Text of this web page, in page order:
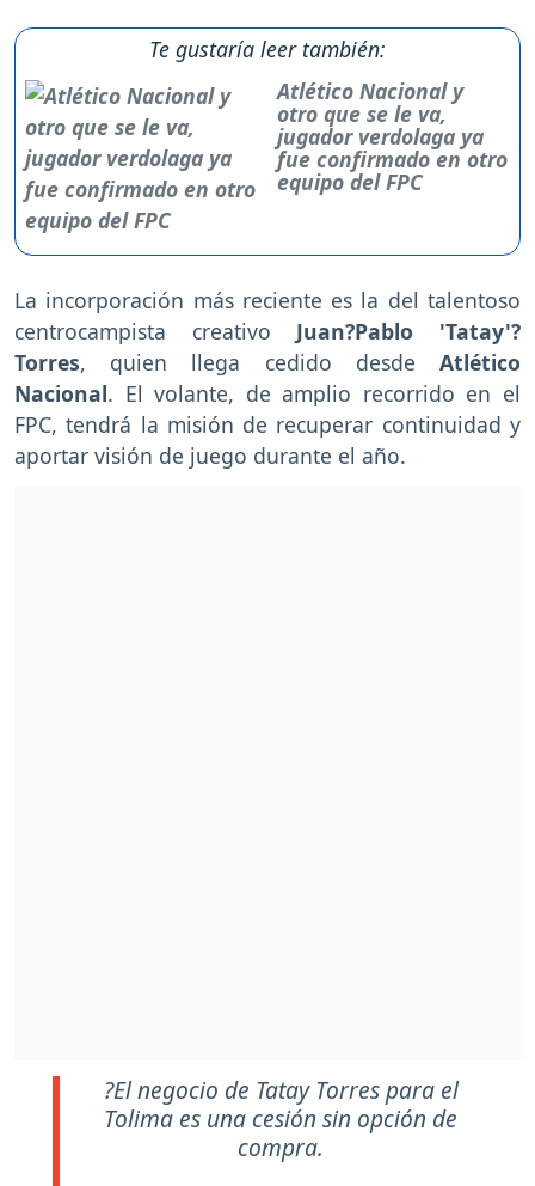
Te gustaría leer también:
Atlético Nacional y
otro que se le va,
jugador verdolaga ya
fue confirmado en otro
equipo del FPC
La incorporación más reciente es la del talentoso
centrocampista creativo Juan?Pablo 'Tatay'?
Torres, quien llega cedido desde Atlético
Nacional. El volante, de amplio recorrido en el
FPC, tendrá la misión de recuperar continuidad y
aportar visión de juego durante el año.
?El negocio de Tatay Torres para el
Tolima es una cesión sin opción de
compra.